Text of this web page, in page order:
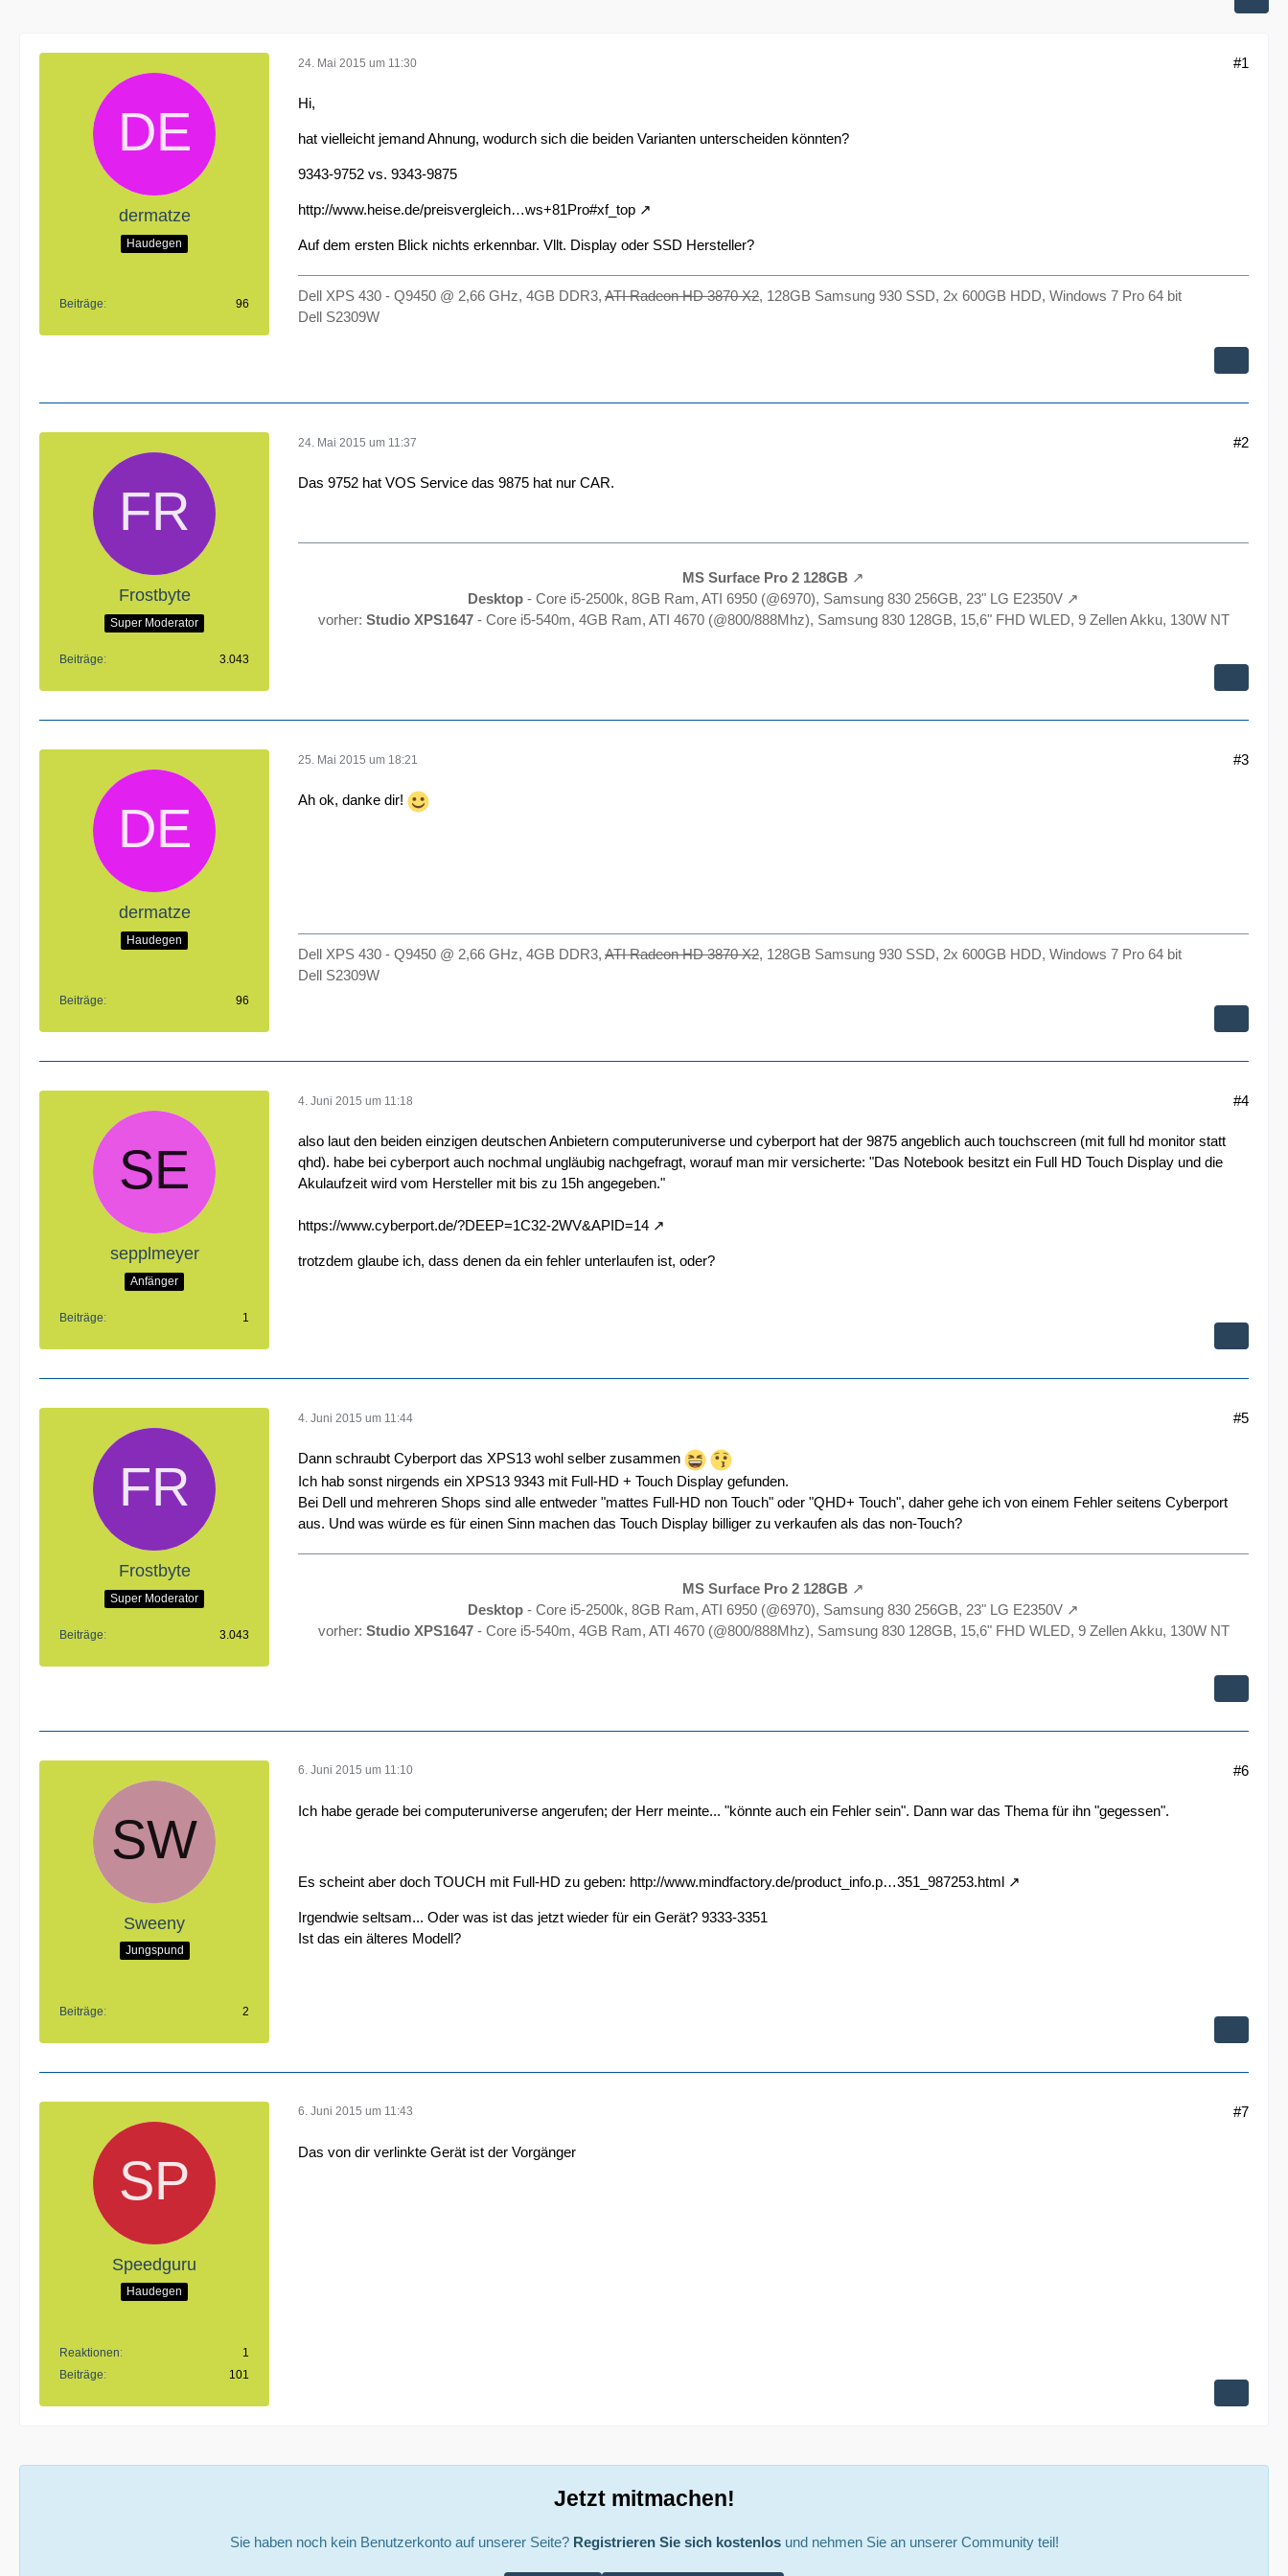
dermatze
Haudegen
Beiträge 96
24. Mai 2015 um 11:30 #1
Hi,
hat vielleicht jemand Ahnung, wodurch sich die beiden Varianten unterscheiden könnten?
9343-9752 vs. 9343-9875
http://www.heise.de/preisvergleich…ws+81Pro#xf_top
Auf dem ersten Blick nichts erkennbar. Vllt. Display oder SSD Hersteller?
Dell XPS 430 - Q9450 @ 2,66 GHz, 4GB DDR3, ATI Radeon HD 3870 X2, 128GB Samsung 930 SSD, 2x 600GB HDD, Windows 7 Pro 64 bit
Dell S2309W
Frostbyte
Super Moderator
Beiträge 3.043
24. Mai 2015 um 11:37 #2
Das 9752 hat VOS Service das 9875 hat nur CAR.
MS Surface Pro 2 128GB
Desktop - Core i5-2500k, 8GB Ram, ATI 6950 (@6970), Samsung 830 256GB, 23" LG E2350V
vorher: Studio XPS1647- Core i5-540m, 4GB Ram, ATI 4670 (@800/888Mhz), Samsung 830 128GB, 15,6" FHD WLED, 9 Zellen Akku, 130W NT
dermatze
Haudegen
Beiträge 96
25. Mai 2015 um 18:21 #3
Ah ok, danke dir!
Dell XPS 430 - Q9450 @ 2,66 GHz, 4GB DDR3, ATI Radeon HD 3870 X2, 128GB Samsung 930 SSD, 2x 600GB HDD, Windows 7 Pro 64 bit
Dell S2309W
sepplmeyer
Anfänger
Beiträge 1
4. Juni 2015 um 11:18 #4
also laut den beiden einzigen deutschen Anbietern computeruniverse und cyberport hat der 9875 angeblich auch touchscreen (mit full hd monitor statt
qhd). habe bei cyberport auch nochmal ungläubig nachgefragt, worauf man mir versicherte: "Das Notebook besitzt ein Full HD Touch Display und die
Akulaufzeit wird vom Hersteller mit bis zu 15h angegeben."
https://www.cyberport.de/?DEEP=1C32-2WV&APID=14
trotzdem glaube ich, dass denen da ein fehler unterlaufen ist, oder?
Frostbyte
Super Moderator
Beiträge 3.043
4. Juni 2015 um 11:44 #5
Dann schraubt Cyberport das XPS13 wohl selber zusammen
Ich hab sonst nirgends ein XPS13 9343 mit Full-HD + Touch Display gefunden.
Bei Dell und mehreren Shops sind alle entweder "mattes Full-HD non Touch" oder "QHD+ Touch", daher gehe ich von einem Fehler seitens Cyberport
aus. Und was würde es für einen Sinn machen das Touch Display billiger zu verkaufen als das non-Touch?
MS Surface Pro 2 128GB
Desktop - Core i5-2500k, 8GB Ram, ATI 6950 (@6970), Samsung 830 256GB, 23" LG E2350V
vorher: Studio XPS1647- Core i5-540m, 4GB Ram, ATI 4670 (@800/888Mhz), Samsung 830 128GB, 15,6" FHD WLED, 9 Zellen Akku, 130W NT
Sweeny
Jungspund
Beiträge 2
6. Juni 2015 um 11:10 #6
Ich habe gerade bei computeruniverse angerufen; der Herr meinte... "könnte auch ein Fehler sein". Dann war das Thema für ihn "gegessen".
Es scheint aber doch TOUCH mit Full-HD zu geben: http://www.mindfactory.de/product_info.p…351_987253.html
Irgendwie seltsam... Oder was ist das jetzt wieder für ein Gerät? 9333-3351
Ist das ein älteres Modell?
Speedguru
Haudegen
Reaktionen
1
Beiträge
101
6. Juni 2015 um 11:43 #7
Das von dir verlinkte Gerät ist der Vorgänger
Jetzt mitmachen!
Sie haben noch kein Benutzerkonto auf unserer Seite? Registrieren Sie sich kostenlosund nehmen Sie an unserer Community teil!